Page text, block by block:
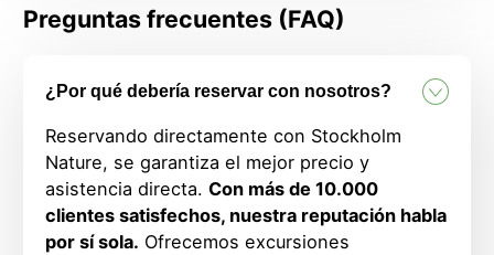
Preguntas frecuentes (FAQ)
¿Por qué debería reservar con nosotros?
Reservando directamente con Stockholm
Nature, se garantiza el mejor precio y
asistencia directa.Con más de 10.000
clientes satisfechos, nuestra reputación habla
por sí sola. Ofrecemos excursiones